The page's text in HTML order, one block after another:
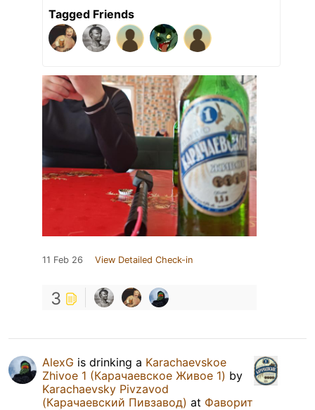
Tagged Friends
11 Feb 26 View Detailed Check-in
3
AlexG is drinking a Karachaevskoe
Zhivoe 1 (Карачаевское Живое 1) by
Karachaevsky Pivzavod
(Карачаевский Пивзавод) at Фаворит